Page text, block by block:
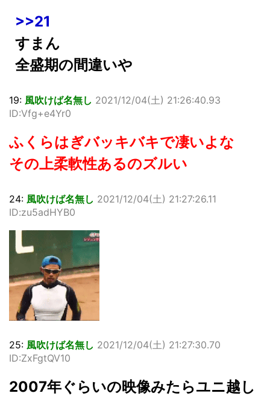
>>21
すまん
全盛期の間違いや
19: 風吹けば名無し 2021/12/04(土) 21:26:40.93
ID:Vfg+e4Yr0
ふくらはぎバッキバキで凄いよな
その上柔軟性あるのズルい
24: 風吹けば名無し 2021/12/04(土) 21:27:26.11
ID:zu5adHYB0
25: 風吹けば名無し 2021/12/04(土) 21:27:30.70
ID:ZxFgtQV10
2007年ぐらいの映像みたらユニ越し